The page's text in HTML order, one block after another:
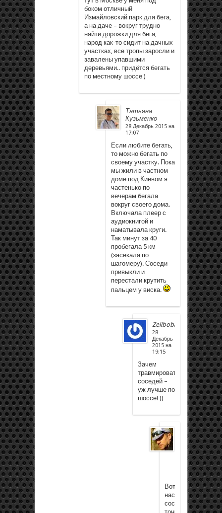
боком отличный
Измайловский парк для бега,
а на даче – вокруг трудно
найти дорожки для бега,
народ как-то сидит на дачных
участках, все тропы заросли и
завалены упавшими
деревьями.. придётся бегать
по местному шоссе )
Татьяна
Кузьменко
28 Декабрь 2015 на
17:07
Если любите бегать,
то можно бегать по
своему участку. Пока
мы жили в частном
доме под Киевом я
частенько по
вечерам бегала
вокруг своего дома.
Включала плеер с
аудиокнигой и
наматывала круги.
Так минут за 40
пробегала 5 км
(засекала по
шагомеру). Соседи
привыкли и
перестали крутить
пальцем у виска.
Zeliboba
28
Декабрь
2015 на
19:15
Зачем
травмировать
соседей –
уж лучше по
шоссе! ))
Дмитрий
Покревский
Декабрь
2015
19:25
Вот
насчет
соседей